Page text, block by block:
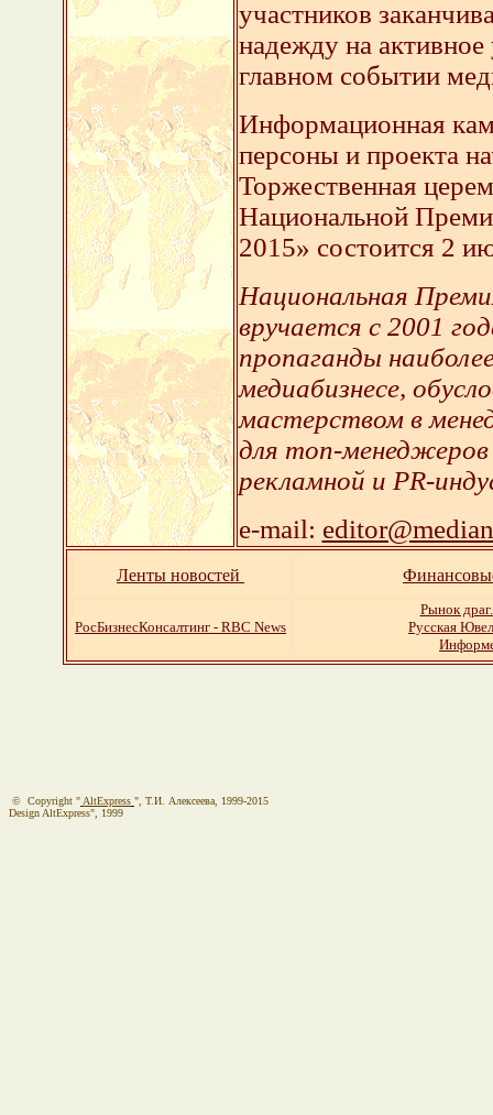
участников
надежду на активное
главном событии
Информационная
персоны и проекта
Торжественная
Национальной
2015» состоится 2
Национальная
вручается с 2001
пропаганды
медиабизнесе,
мастерством в
для топ-
рекламной и PR-
e-mail:
Ленты новостей
РосБизнесКонсалтинг - RBC News
Рынок
Русская
© Copyright " AltExpress ", Т.И. Алекcеева, 1999-2015
Design AltExpress", 1999